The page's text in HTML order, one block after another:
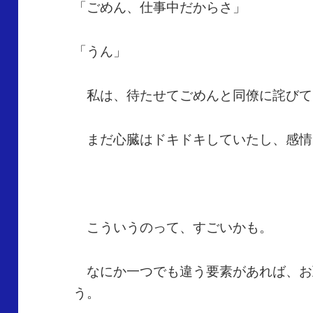
「ごめん、仕事中だからさ」
「うん」
私は、待たせてごめんと同僚に詫び
まだ心臓はドキドキしていたし、感
こういうのって、すごいかも。
なにか一つでも違う要素があれば、
う。